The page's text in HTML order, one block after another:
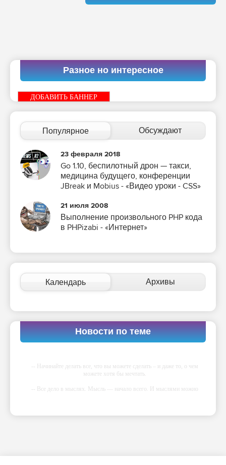
Разное но интересное
ДОБАВИТЬ БАННЕР
Популярное Обсуждают
23 февраля 2018
Go 1.10, беспилотный дрон — такси,
медицина будущего, конференции
JBreak и Mobius - «Видео уроки - CSS»
21 июля 2008
Выполнение произвольного PHP кода
в PHPizabi - «Интернет»
Календарь Архивы
Новости по теме
-- Начинайте делать все, что вы можете сделать – и даже то, о чем
можете хотя бы мечтать.
-- Все дело в мыслях. Мысль — начало всего. И мыслями можно